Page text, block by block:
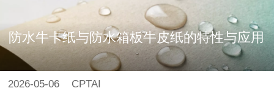
防水牛卡纸与防水箱板牛皮纸的特性与应用
2026-05-06 CPTAI